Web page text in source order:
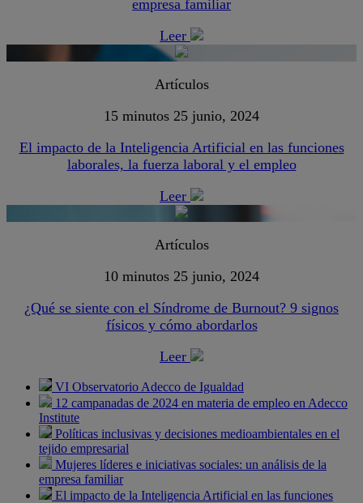
empresa familiar
Leer
Artículos
15 minutos 25 junio, 2024
El impacto de la Inteligencia Artificial en las funciones
laborales, la fuerza laboral y el empleo
Leer
Artículos
10 minutos 25 junio, 2024
¿Qué se siente con el Síndrome de Burnout? 9 signos
físicos y cómo abordarlos
Leer
VI Observatorio Adecco de Igualdad
12 campanadas de 2024 en materia de empleo en Adecco
Institute
Políticas inclusivas y decisiones medioambientales en el
tejido empresarial
Mujeres líderes e iniciativas sociales: un análisis de la
empresa familiar
El impacto de la Inteligencia Artificial en las funciones